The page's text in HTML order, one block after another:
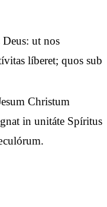
ut nos
líberet; quos sub
Christum
in unitáte Spíritus